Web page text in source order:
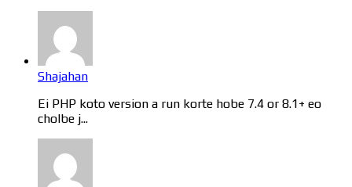
Shajahan
Ei PHP koto version a run korte hobe 7.4 or 8.1+ eo
cholbe j...